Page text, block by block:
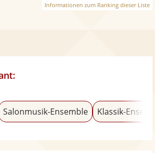
Informationen zum Ranking dieser Liste
Salonmusik-Ensemble Klassik-